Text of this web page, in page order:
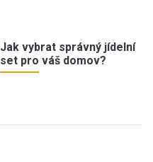
Jak vybrat správný jídelní
set pro váš domov?